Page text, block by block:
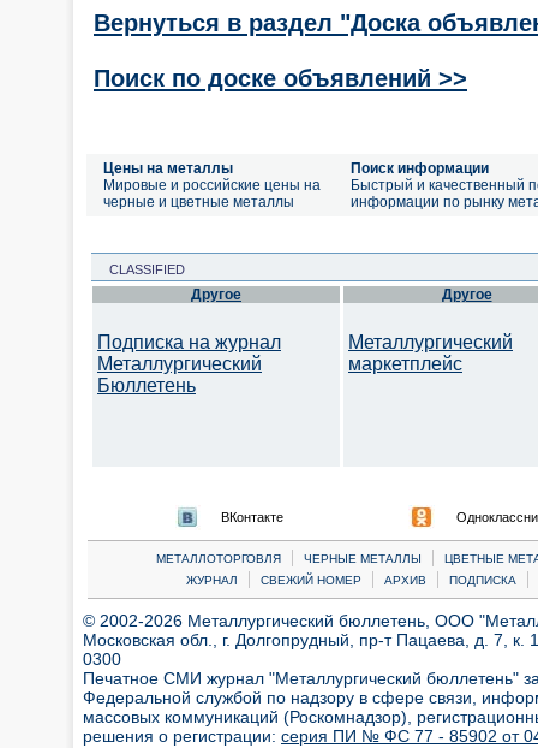
Вернуться в раздел "Доска
Поиск по доске объявлений >>
Цены на металлы
Мировые и российские цены на
черные и цветные металлы
Поиск информации
Быстрый и качественный
информации по рынку
CLASSIFIED
Другое
Подписка на журнал
Металлургический
Бюллетень
Другое
Металлургический
маркетплейс
ВКонтакте
МЕТАЛЛОТОРГОВЛЯ | ЧЕРНЫЕ МЕТАЛЛЫ |
ЦВЕТНЫЕ
ЖУРНАЛ
| СВЕЖИЙ НОМЕР | АРХИВ | ПОДПИСКА |
© 2002-2026 Металлургический бюллетень, ООО
Московская обл., г. Долгопрудный, пр-т Пацаева, д. 7,
0300
Печатное СМИ журнал "Металлургический бюллетень"
Федеральной службой по надзору в сфере связи,
массовых коммуникаций (Роскомнадзор),
решения о регистрации: серия ПИ № ФС 77 - 85902 от 04